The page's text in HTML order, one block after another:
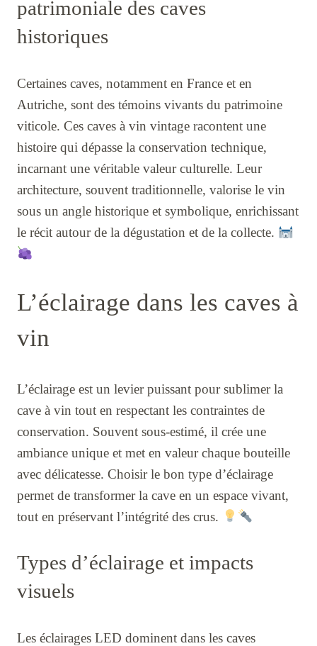
patrimoniale des caves
historiques
Certaines caves, notamment en France et en
Autriche, sont des témoins vivants du patrimoine
viticole. Ces caves à vin vintage racontent une
histoire qui dépasse la conservation technique,
incarnant une véritable valeur culturelle. Leur
architecture, souvent traditionnelle, valorise le vin
sous un angle historique et symbolique, enrichissant
le récit autour de la dégustation et de la collecte.
L’éclairage dans les caves à
vin
L’éclairage est un levier puissant pour sublimer la
cave à vin tout en respectant les contraintes de
conservation. Souvent sous-estimé, il crée une
ambiance unique et met en valeur chaque bouteille
avec délicatesse. Choisir le bon type d’éclairage
permet de transformer la cave en un espace vivant,
tout en préservant l’intégrité des crus.
Types d’éclairage et impacts
visuels
Les éclairages LED dominent dans les caves